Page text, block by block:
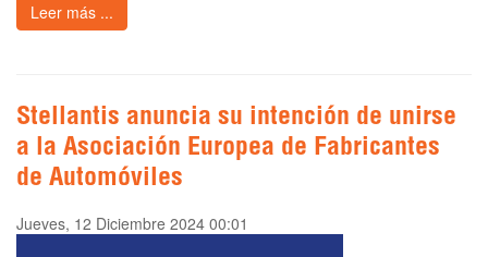
Leer más ...
Stellantis anuncia su intención de unirse
a la Asociación Europea de Fabricantes
de Automóviles
Jueves, 12 Diciembre 2024 00:01